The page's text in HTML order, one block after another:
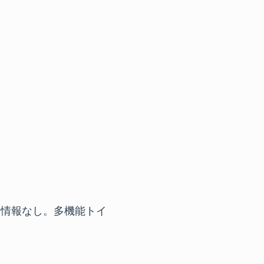
報なし。多機能トイ